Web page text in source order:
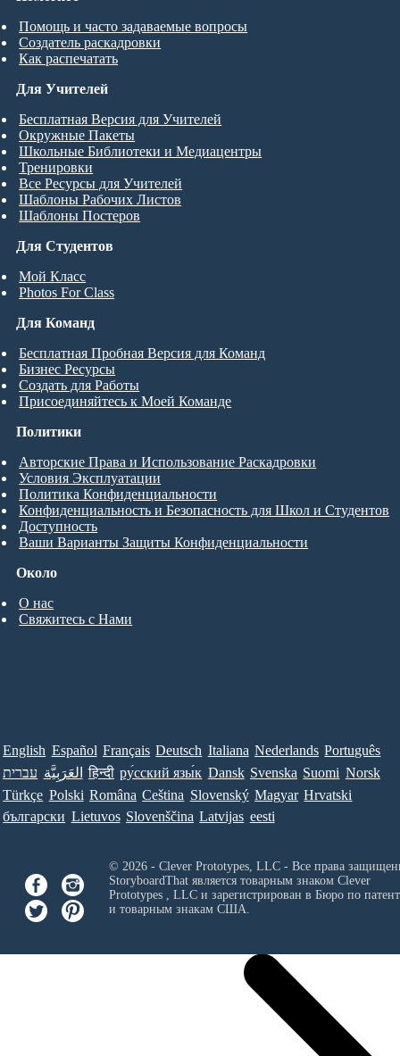
Помощь и часто задаваемые вопросы
Создатель раскадровки
Как распечатать
Для Студентов
Мой Класс
Photos For Class
Для Учителей
Бесплатная Версия для Учителей
Окружные Пакеты
Школьные Библиотеки и Медиацентры
Тренировки
Все Ресурсы для Учителей
Шаблоны Рабочих Листов
Шаблоны Постеров
Для Команд
Бесплатная Пробная Версия для Команд
Бизнес Ресурсы
Создать для Работы
Присоединяйтесь к Моей Команде
Около
О нас
Свяжитесь с Нами
Политики
Авторские Права и Использование Раскадровки
Условия Эксплуатации
Политика Конфиденциальности
Конфиденциальность и Безопасность для Школ и Студентов
Доступность
Ваши Варианты Защиты Конфиденциальности
English Español Français Deutsch Italiana Nederlands Português
עברית العَرَبِيَّة हिन्दी ру́сский язы́к Dansk Svenska Suomi Norsk
Türkçe Polski Româna Ceština Slovenský Magyar Hrvatski
български Lietuvos Slovenščina Latvijas eesti
© 2026 - Clever Prototypes, LLC - Все права
StoryboardThat является товарным знаком Clever
Prototypes , LLCи зарегистрирован в Бюро по
и товарным знакам США.